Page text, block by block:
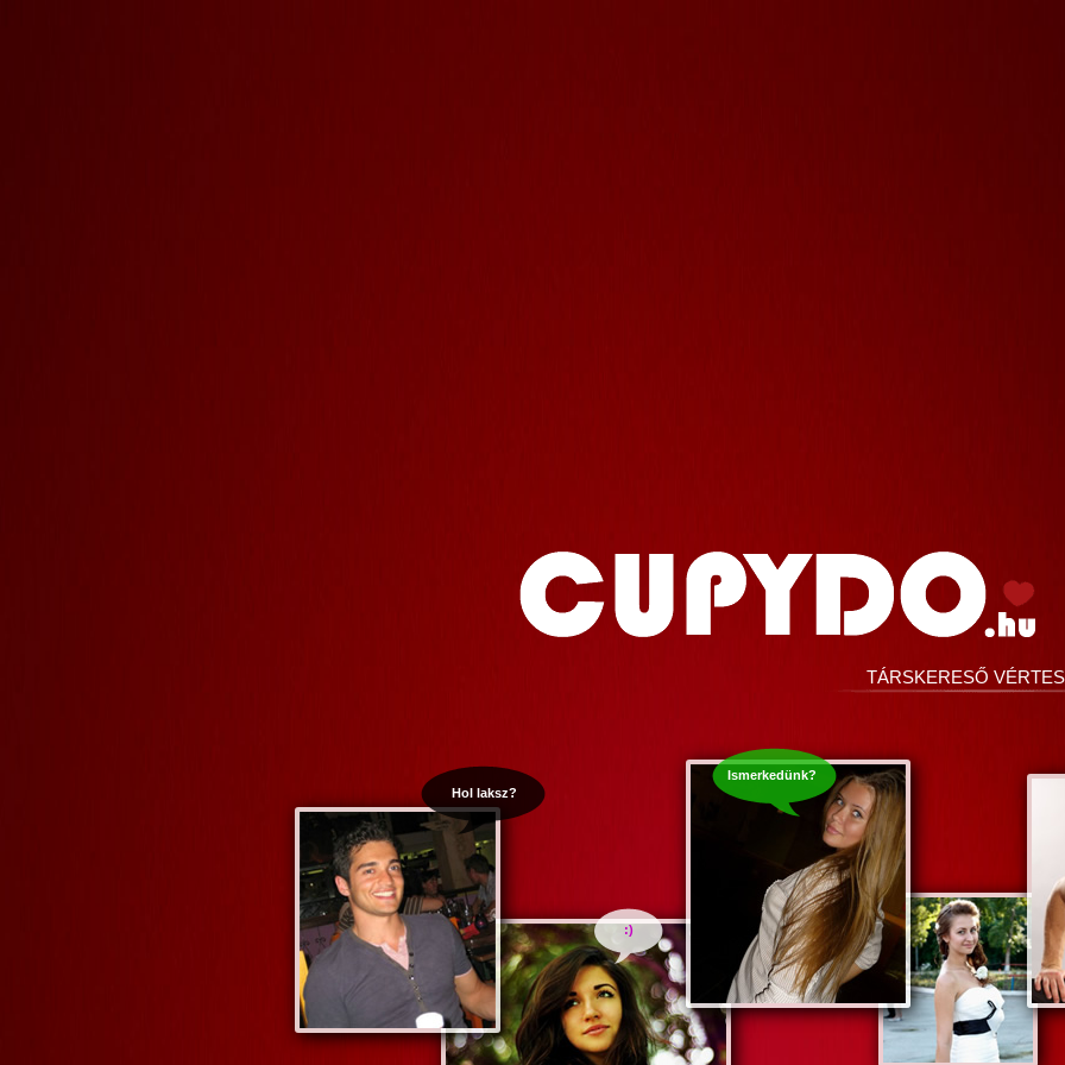
TÁRSKERESŐ
:)
Ismerkedünk?
Hol laksz?